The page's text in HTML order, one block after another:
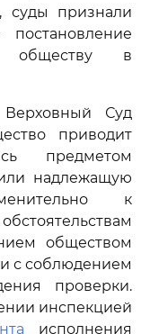
суды признали
обществу в
Суд
приводит
предметом
надлежащую
к
обществом
с соблюдением
проверки.
инспекцией
исполнения